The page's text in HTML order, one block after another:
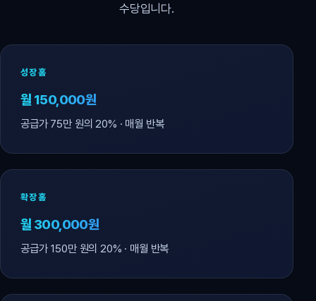
수당입니다.
성장홈
월 150,000원
공급가 75만 원의 20% · 매월 반복
확장홈
월 300,000원
공급가 150만 원의 20% · 매월 반복